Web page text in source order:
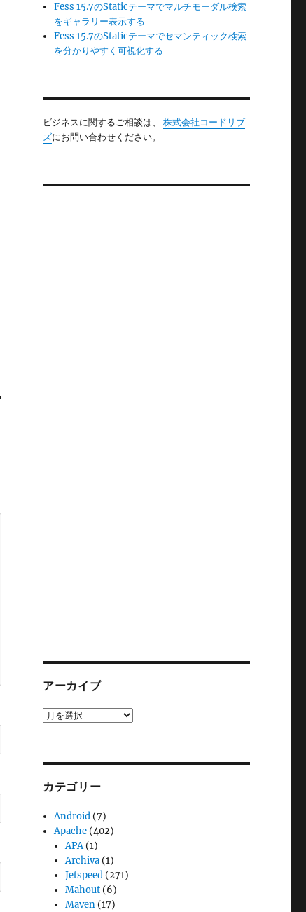
Fess 15.7のStaticテーマでマルチモーダル検索
をギャラリー表示する
Fess 15.7のStaticテーマでセマンティック検索
を分かりやすく可視化する
ビジネスに関するご相談は、 株式会社コードリブ
ズにお問い合わせください。
アーカイブ
ア
カテゴリー
Android (7)
Apache (402)
APA(1)
Archiva (1)
Jetspeed (271)
Mahout (6)
Maven (17)